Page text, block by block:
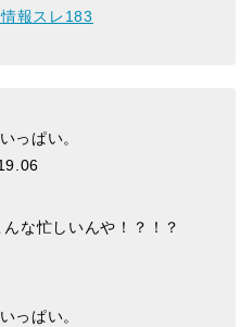
報スレ183
っぱい。
な忙しいんや！？！？
っぱい。